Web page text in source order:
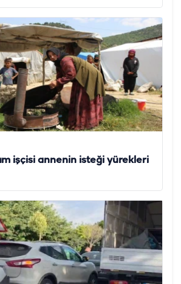
işçisi annenin isteği yürekleri